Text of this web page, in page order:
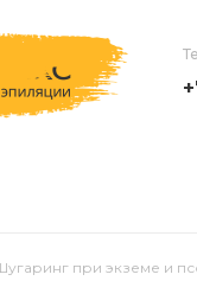
при экземе и